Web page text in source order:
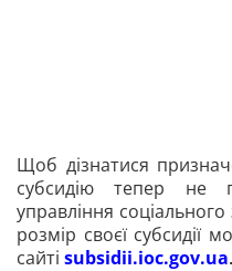
Щоб дізнатися
субсидію тепер не
управління
розмір своєї субсидії
сайті subsidii.ioc.gov.ua.